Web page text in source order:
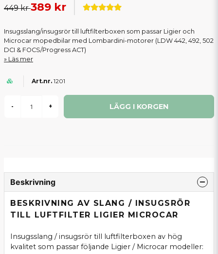
449 kr389 kr
Insugsslang/insugsrör till luftfilterboxen som passar Ligier och
Microcar mopedbilar med Lombardini-motorer (LDW 442, 492, 502
DCI & FOCS/Progress ACT)
Läs mer
1201
- + LÄGG I KORGEN
Beskrivning
BESKRIVNING AV SLANG / INSUGSRÖR
TILL LUFTFILTER LIGIER MICROCAR
Insugsslang / insugsrör till luftfilterboxen av hög
kvalitet som passar följande Ligier / Microcar modeller: